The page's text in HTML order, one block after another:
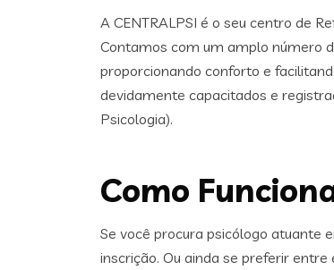
A CENTRALPSI é o seu centro de
Contamos com um amplo número
proporcionando conforto e
devidamente capacitados e
Psicologia).
Como
Se você procura psicólogo atuante
inscrição. Ou ainda se preferir